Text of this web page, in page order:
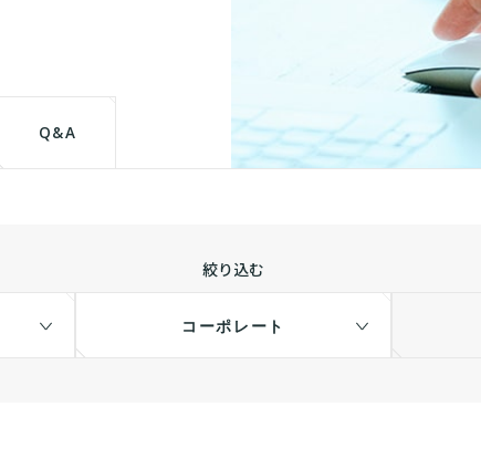
Q&A
絞り込む
コーポレート